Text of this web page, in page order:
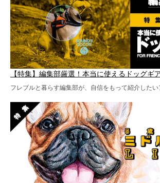
【特集】編集部厳選！本当に使えるドッグギ
フレブルと暮らす編集部が、自信をもって紹介した